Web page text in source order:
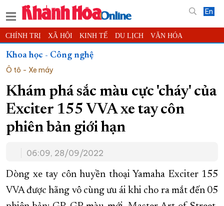
En
CHÍNH TRỊ XÃ HỘI KINH TẾ DU LỊCH VĂN HÓA
THỂ THAO ĐỜI SỐNG TIN ĐỊA PHƯƠNG
KHOA HỌC - CÔNG NGHỆ
THẾ GIỚI MULTIMEDIA VIDEO ĐỌC BÁO ONLINE
PODCAST THÔNG TIN - QUẢNG CÁO
QUY HOẠCH TỈNH KHÁNH HÒA
CHUNG TAY CẢI CÁCH HÀNH CHÍNH
XÂY DỰNG NÔNG THÔN MỚI LỊCH CẮT ĐIỆN
TÀU - XE - MÁY BAY
Khoa học - Công nghệ
Ô tô - Xe máy
Khám phá sắc màu cực 'cháy' của
Exciter 155 VVA xe tay côn
phiên bản giới hạn
06:09, 28/09/2022
Dòng xe tay côn huyền thoại Yamaha Exciter 155
VVA được hãng vô cùng ưu ái khi cho ra mắt đến 05